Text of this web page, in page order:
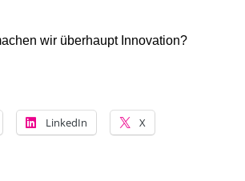
wir überhaupt Innovation?
LinkedIn X